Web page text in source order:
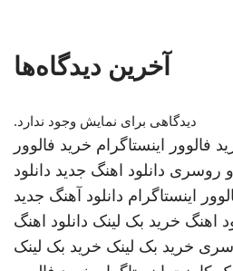
آخرین دیدگاه‌ها
دیدگاهی برای نمایش وجود ندارد.
فالوور اینستاگرام خرید فالوور
روسری دانلود اهنگ جدید دانلود
اینستاگرام دانلود آهنگ جدید
اهنگ خرید بک لینک دانلود اهنگ
خرید بک لینک خرید بک لینک